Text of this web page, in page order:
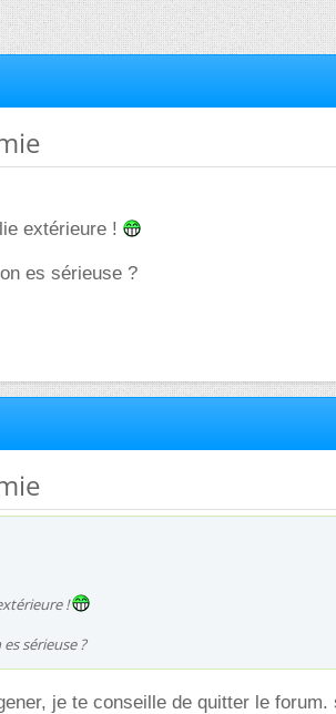
extérieure !
es sérieuse ?
!
sérieuse ?
je te conseille de quitter le forum.